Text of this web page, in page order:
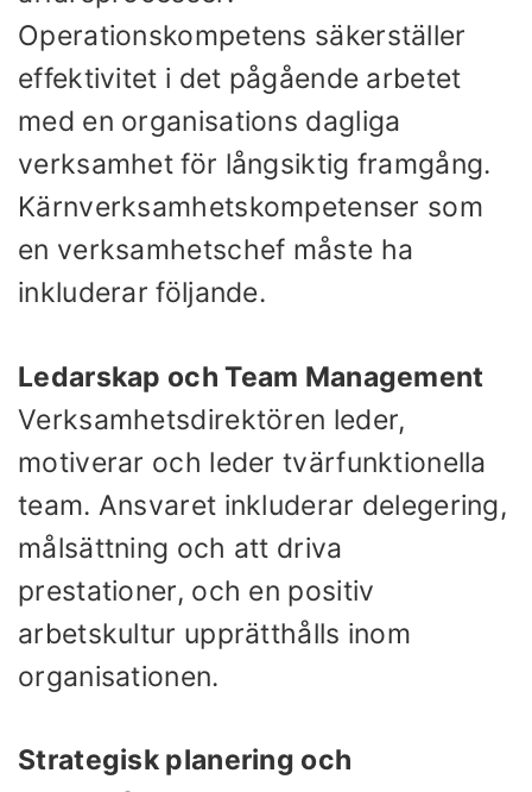
Operationskompetens säkerställer
effektivitet i det pågående arbetet
med en organisations dagliga
verksamhet för långsiktig framgång.
Kärnverksamhetskompetenser som
en verksamhetschef måste ha
inkluderar följande.
Ledarskap och Team Management
Verksamhetsdirektören leder,
motiverar och leder tvärfunktionella
team. Ansvaret inkluderar delegering,
målsättning och att driva
prestationer, och en positiv
arbetskultur upprätthålls inom
organisationen.
Strategisk planering och